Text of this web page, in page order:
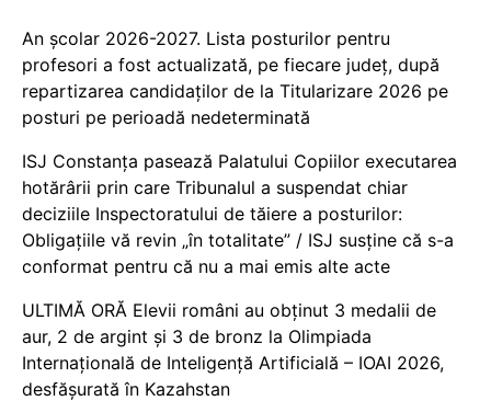
An școlar 2026-2027. Lista posturilor pentru
profesori a fost actualizată, pe fiecare județ, după
repartizarea candidaților de la Titularizare 2026 pe
posturi pe perioadă nedeterminată
ISJ Constanța pasează Palatului Copiilor executarea
hotărârii prin care Tribunalul a suspendat chiar
deciziile Inspectoratului de tăiere a posturilor:
Obligațiile vă revin „în totalitate” / ISJ susține că s-a
conformat pentru că nu a mai emis alte acte
ULTIMĂ ORĂ Elevii români au obținut 3 medalii de
aur, 2 de argint și 3 de bronz la Olimpiada
Internațională de Inteligență Artificială – IOAI 2026,
desfășurată în Kazahstan